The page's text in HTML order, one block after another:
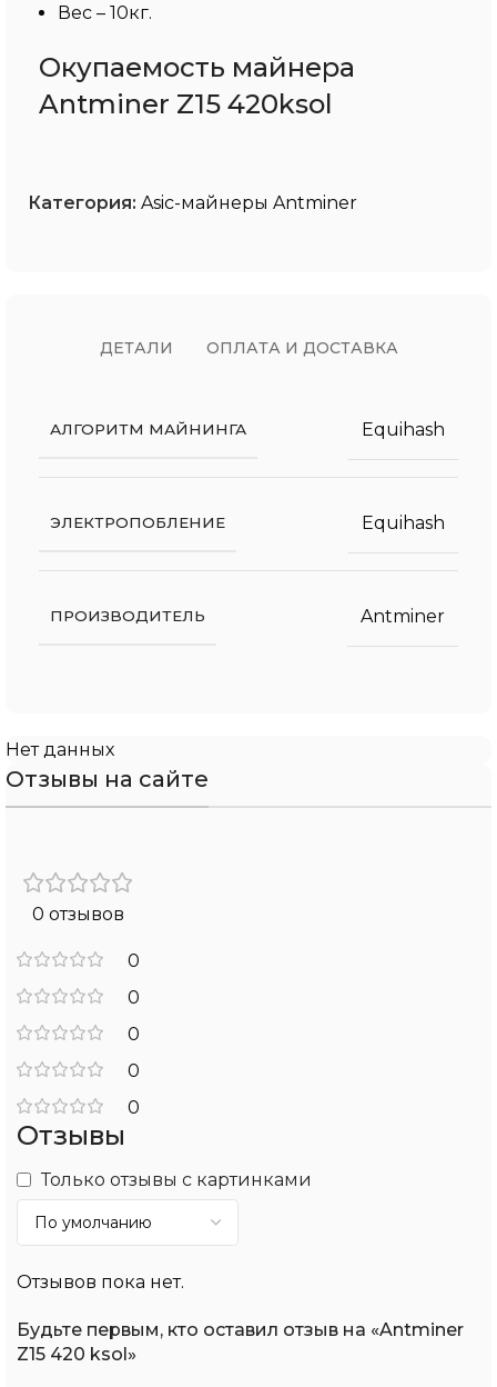
Вес – 10кг.
Окупаемость майнера
Antminer Z15 420ksol
Категория: Asic-майнеры Antminer
ДЕТАЛИ ОПЛАТА И ДОСТАВКА
АЛГОРИТМ МАЙНИНГА Equihash
ЭЛЕКТРОПОБЛЕНИЕ Equihash
ПРОИЗВОДИТЕЛЬ Antminer
Нет данных
Отзывы на сайте
0 отзывов
0
0
0
0
0
Отзывы
Только отзывы с картинками
Отзывов пока нет.
Будьте первым, кто оставил отзыв на «Antminer
Z15 420 ksol»